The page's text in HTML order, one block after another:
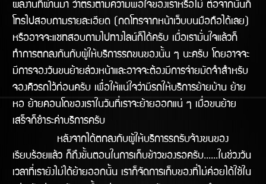
ผลงานทีี่ผ่านมา ว่าตรงตามความพอใจของเราหรือไม่ ต่อจากนั้นก็
โทรไปสอบถามรายละเอียด (กดโทรจากหน้าเว็บบนมือถือได้เลย)
หรืออาจจะแชทสอบถามไปทางไลน์ก็ได้ครับ เมื่อเรามั่นใจแล้วก็
ทำการตกลงกันกับผู้ให้บริการรถขนของนั้น ๆ นะครับ โดยอาจจะ
มีการจองวันขนย้ายล่วงหน้าและอาจจะต้องมีการจ่ายมัดจำสำหรับ
จองคิวรถไว้ก่อนครับ เพื่อให้แน่ใจว่ามีรถให้บริิการย้ายบ้าน ย้าย
หอ ย้ายคอนโดของเราในวันทีี่เราจะย้ายออกแน่ ๆ เมื่อขนย้าย
เสร็จก็ชำระค่าบริการครับ
หลังจากได้ตกลงกับผู้ให้บริการรถรับจ้างขนของ
เรียบร้อยแล้ว ก็ถึงขั้นตอนในการเก็บข้าวของรอครับ......ในช่วงวัน
เวลาที่เรายังไม่ได้ย้ายออกนั้น เราก็จัดการเก็บของที่ไม่ค่อยได้ใช้ใน